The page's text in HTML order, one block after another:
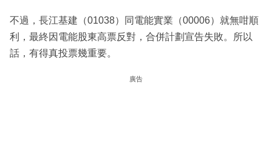
不過，長江基建（01038）同電能實業（00006）就無咁順
利，最終因電能股東高票反對，合併計劃宣告失敗。所以
話，有得真投票幾重要。
廣告